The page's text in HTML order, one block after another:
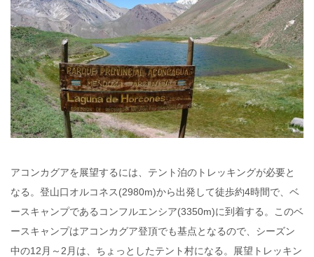
アコンカグアを展望するには、テント泊のトレッキングが必要と
なる。登山口オルコネス(2980m)から出発して徒歩約4時間で、ベ
ースキャンプであるコンフルエンシア(3350m)に到着する。このベ
ースキャンプはアコンカグア登頂でも基点となるので、シーズン
中の12月～2月は、ちょっとしたテント村になる。展望トレッキン